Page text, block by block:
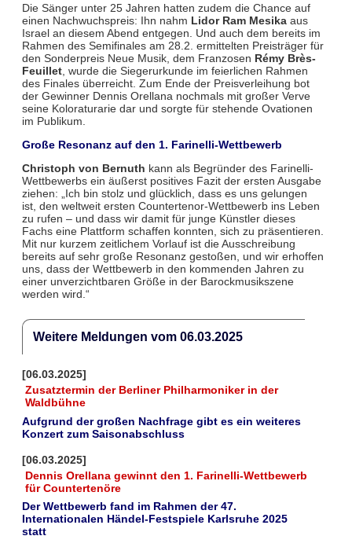
Die Sänger unter 25 Jahren hatten zudem die Chance auf
einen Nachwuchspreis: Ihn nahm Lidor Ram Mesikaaus
Israel an diesem Abend entgegen. Und auch dem bereits im
Rahmen des Semifinales am 28.2. ermittelten Preisträger für
den Sonderpreis Neue Musik, dem Franzosen Rémy Brès-
Feuillet, wurde die Siegerurkunde im feierlichen Rahmen
des Finales überreicht. Zum Ende der Preisverleihung bot
der Gewinner Dennis Orellana nochmals mit großer Verve
seine Koloraturarie dar und sorgte für stehende Ovationen
im Publikum.
Große Resonanz auf den 1. Farinelli-Wettbewerb
Christoph von Bernuth kann als Begründer des Farinelli-
Wettbewerbs ein äußerst positives Fazit der ersten Ausgabe
ziehen: „Ich bin stolz und glücklich, dass es uns gelungen
ist, den weltweit ersten Countertenor-Wettbewerb ins Leben
zu rufen – und dass wir damit für junge Künstler dieses
Fachs eine Plattform schaffen konnten, sich zu präsentieren.
Mit nur kurzem zeitlichem Vorlauf ist die Ausschreibung
bereits auf sehr große Resonanz gestoßen, und wir erhoffen
uns, dass der Wettbewerb in den kommenden Jahren zu
einer unverzichtbaren Größe in der Barockmusikszene
werden wird.“
Weitere Meldungen vom 06.03.2025
[06.03.2025]
Zusatztermin der Berliner Philharmoniker in der
Waldbühne
Aufgrund der großen Nachfrage gibt es ein weiteres
Konzert zum Saisonabschluss
[06.03.2025]
Dennis Orellana gewinnt den 1. Farinelli-Wettbewerb
für Countertenöre
Der Wettbewerb fand im Rahmen der 47.
Internationalen Händel-Festspiele Karlsruhe 2025
statt